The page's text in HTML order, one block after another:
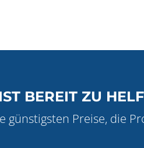
BEREIT ZU
günstigsten Preise, die